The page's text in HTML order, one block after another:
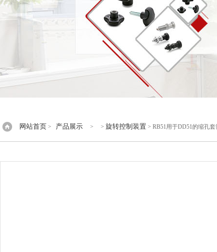
网站首页 > 产品展示 > > 旋转控制装置 > RB51用于DD51的缩孔套